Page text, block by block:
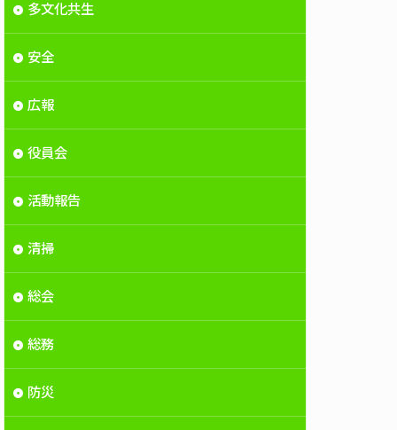
多文化共生
安全
広報
役員会
活動報告
清掃
総会
総務
防災